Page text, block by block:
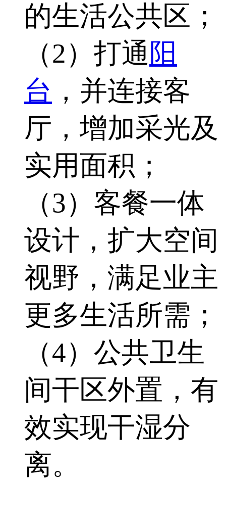
的生活公共区；
（2）打通 阳
台 ，并连接客
厅，增加采光及
实用面积；
（3）客餐一体
设计，扩大空间
视野，满足业主
更多生活所需；
（4）公共卫生
间干区外置，有
效实现干湿分
离。